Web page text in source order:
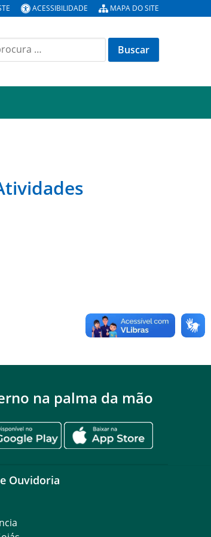
ACESSIBILIDADE MAPA DO SITE
na palma da mão
Ouvidoria